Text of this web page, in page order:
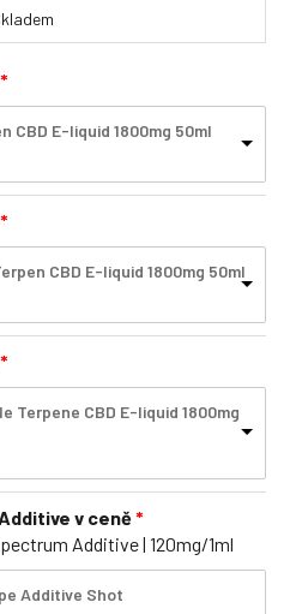
CBD E-liquid 1800mg 50ml
CBD E-liquid 1800mg 50ml
Terpene CBD E-liquid 1800mg
v ceně
Additive | 120mg/1ml
Additive Shot